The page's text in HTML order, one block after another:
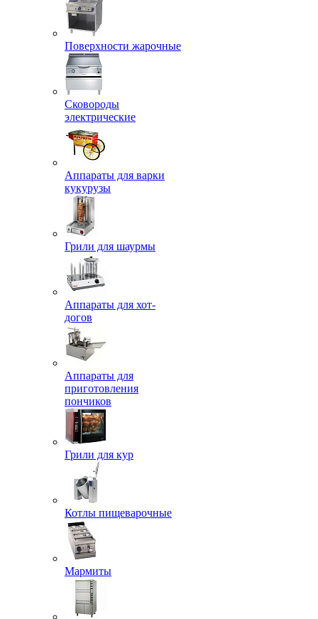
Поверхности жарочные
Сковороды
электрические
Аппараты для варки
кукурузы
Грили для шаурмы
Аппараты для хот-
догов
Аппараты для
приготовления
пончиков
Грили для кур
Котлы пищеварочные
Мармиты